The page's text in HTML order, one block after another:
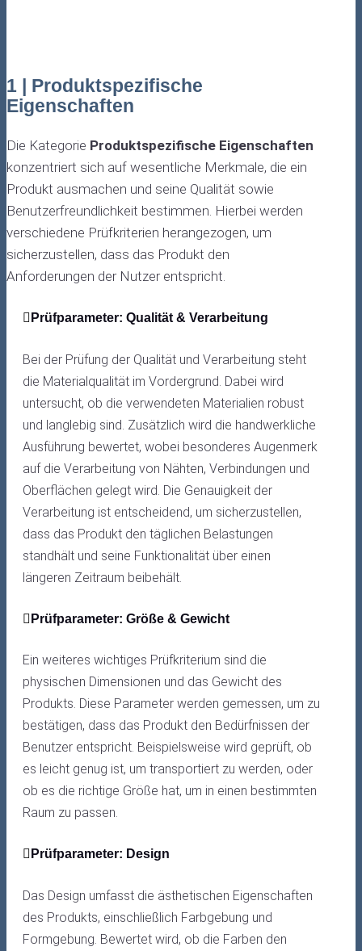
1 | Produktspezifische
Eigenschaften
Die Kategorie Produktspezifische Eigenschaften
konzentriert sich auf wesentliche Merkmale, die ein
Produkt ausmachen und seine Qualität sowie
Benutzerfreundlichkeit bestimmen. Hierbei werden
verschiedene Prüfkriterien herangezogen, um
sicherzustellen, dass das Produkt den
Anforderungen der Nutzer entspricht.
Prüfparameter: Qualität & Verarbeitung
Bei der Prüfung der Qualität und Verarbeitung steht
die Materialqualität im Vordergrund. Dabei wird
untersucht, ob die verwendeten Materialien robust
und langlebig sind. Zusätzlich wird die handwerkliche
Ausführung bewertet, wobei besonderes Augenmerk
auf die Verarbeitung von Nähten, Verbindungen und
Oberflächen gelegt wird. Die Genauigkeit der
Verarbeitung ist entscheidend, um sicherzustellen,
dass das Produkt den täglichen Belastungen
standhält und seine Funktionalität über einen
längeren Zeitraum beibehält.
Prüfparameter: Größe & Gewicht
Ein weiteres wichtiges Prüfkriterium sind die
physischen Dimensionen und das Gewicht des
Produkts. Diese Parameter werden gemessen, um zu
bestätigen, dass das Produkt den Bedürfnissen der
Benutzer entspricht. Beispielsweise wird geprüft, ob
es leicht genug ist, um transportiert zu werden, oder
ob es die richtige Größe hat, um in einen bestimmten
Raum zu passen.
Prüfparameter: Design
Das Design umfasst die ästhetischen Eigenschaften
des Produkts, einschließlich Farbgebung und
Formgebung. Bewertet wird, ob die Farben den